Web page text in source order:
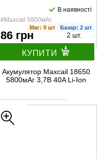
#Maxcail 5800мАг
В наявності
Маг: 0 шт Базар: 2 шт
86 грн 2 шт.
КУПИТИ
Акумулятор Maxcail 18650
5800мАг 3,7В 40A Li-Ion